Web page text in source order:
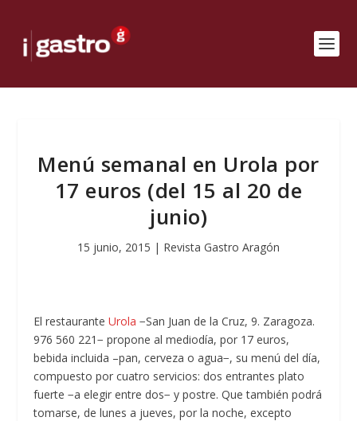
Menú semanal en Urola por
17 euros (del 15 al 20 de
junio)
15 junio, 2015 | Revista Gastro Aragón
El restauranteUrola−San Juan de la Cruz, 9. Zaragoza.
976 560 221− propone al mediodía, por 17 euros,
bebida incluida –pan, cerveza o agua−, su menú del día,
compuesto por cuatro servicios: dos entrantes plato
fuerte −a elegir entre dos− y postre. Que también podrá
tomarse, de lunes a jueves, por la noche, excepto